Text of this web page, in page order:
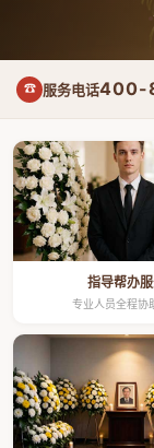
☎ 服务电话400-
指导帮办
专业人员全程协